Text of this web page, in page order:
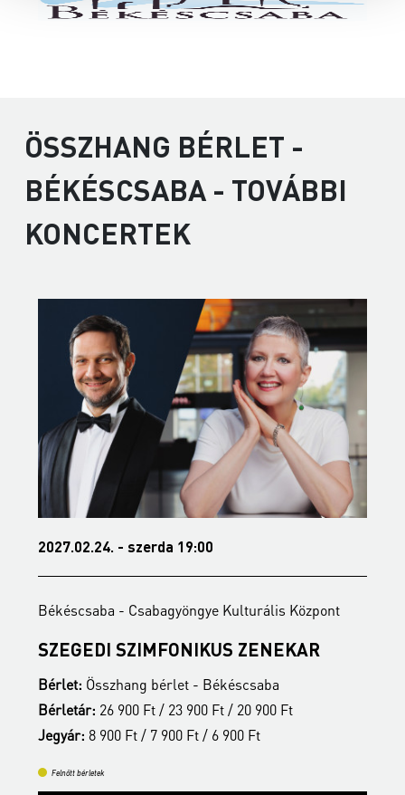
ÖSSZHANG BÉRLET -
BÉKÉSCSABA - TOVÁBBI
KONCERTEK
2027.02.24. - szerda 19:00
Békéscsaba - Csabagyöngye Kulturális Központ
SZEGEDI SZIMFONIKUS ZENEKAR
Bérlet: Összhang bérlet - Békéscsaba
Bérletár: 26 900 Ft / 23 900 Ft / 20 900 Ft
Jegyár: 8 900 Ft / 7 900 Ft / 6 900 Ft
Felnőtt bérletek